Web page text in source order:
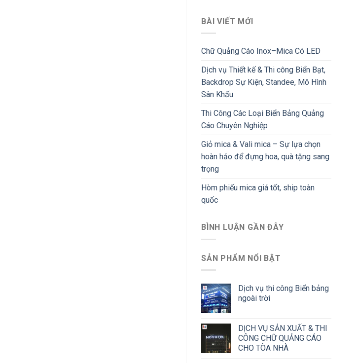
BÀI VIẾT MỚI
Chữ Quảng Cáo Inox–Mica Có LED
Dịch vụ Thiết kế & Thi công Biển Bạt,
Backdrop Sự Kiện, Standee, Mô Hình
Sân Khấu
Thi Công Các Loại Biển Bảng Quảng
Cáo Chuyên Nghiệp
Giỏ mica & Vali mica – Sự lựa chọn
hoàn hảo để đựng hoa, quà tặng sang
trọng
Hòm phiếu mica giá tốt, ship toàn
quốc
BÌNH LUẬN GẦN ĐÂY
SẢN PHẨM NỔI BẬT
Dịch vụ thi công Biển bảng
ngoài trời
DỊCH VỤ SẢN XUẤT & THI
CÔNG CHỮ QUẢNG CÁO
CHO TÒA NHÀ